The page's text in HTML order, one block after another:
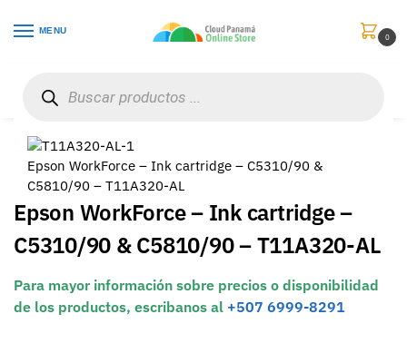
MENU
0
Epson WorkForce – Ink cartridge – C5310/90 &
C5810/90 – T11A320-AL
Epson WorkForce – Ink cartridge –
C5310/90 & C5810/90 – T11A320-AL
Para mayor información sobre precios o disponibilidad
de los productos, escribanos al +507 6999-8291